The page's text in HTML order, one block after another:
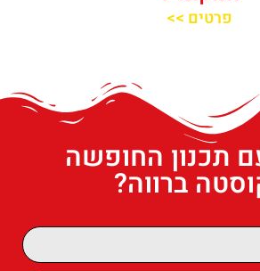
פרטים >>
תכנון החופשה
ברווה?